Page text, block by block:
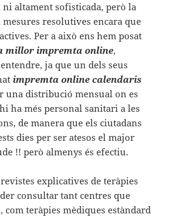
altament sofisticada, però la
resolutives encara que
Per a això ens hem posat
millor impremta online,
ja que un dels seus
impremta online calendaris
una distribució mensual on es
ha més personal sanitari a les
de manera que els ciutadans
dies per ser atesos el major
!! però almenys és efectiu.
explicatives de teràpies
consultar tant centres que
com teràpies mèdiques estàndard